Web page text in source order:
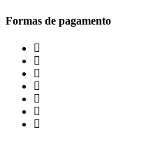
Formas de pagamento